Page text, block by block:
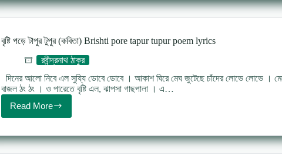
–
অজিত
Megher
jhalor
poem
Ajit
Bairi
বৃষ্টি পড়ে টাপুর টুপুর (কবিতা) Brishti pore tapur tupur poem lyrics
রবীন্দ্রনাথ ঠাকুর
দিনের আলো নিবে এল সুয্যি ডোবে ডোবে । আকাশ ঘিরে মেঘ জুটেছে চাঁদের লোভে লোভে ।
বাজল ঠং ঠং । ও পারেতে বৃষ্টি এল, ঝাপসা গাছপালা । এ…
Read More
বৃষ্টি
পড়ে
টুপুর
(কবিতা)